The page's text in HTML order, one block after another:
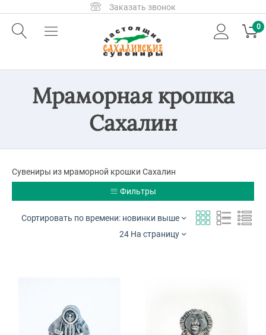
Заказать звонок
0
Мраморная крошка
Сахалин
Сувениры из мраморной крошки Сахалин
Фильтры
Сортировать по времени: новинки выше
24 На страницу